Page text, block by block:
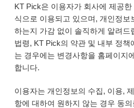
KT Pick은 이용자가 회사에 제공
식으로 이용되고 있으며, 개인정
하는지 가감 없이 솔직하게 알려드
법령, KT Pick의 약관 및 내부 정
는 경우에는 변경사항을 홈페이지
합니다.
이용자는 개인정보의 수집, 이용,
항에 대하여 원하지 않는 경우 동